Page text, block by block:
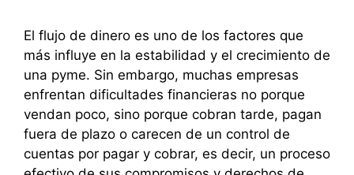
El flujo de dinero es uno de los factores que
más influye en la estabilidad y el crecimiento de
una pyme. Sin embargo, muchas empresas
enfrentan dificultades financieras no porque
vendan poco, sino porque cobran tarde, pagan
fuera de plazo o carecen de un control de
cuentas por pagar y cobrar, es decir, un proceso